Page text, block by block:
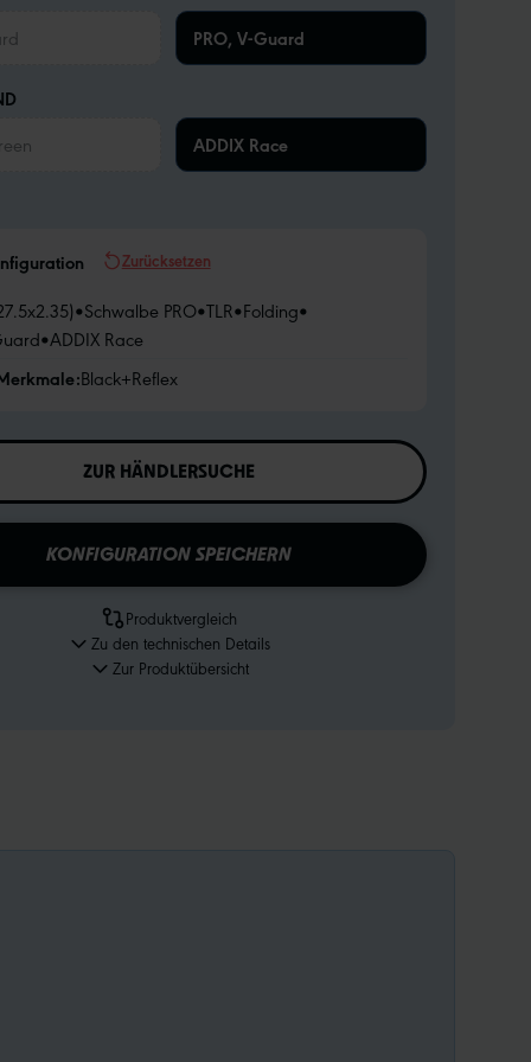
PRO, V-Guard
ADDIX Race
Zurücksetzen
•Schwalbe PRO•TLR•Folding•
•ADDIX Race
Black+Reflex
ZUR HÄNDLERSUCHE
KONFIGURATION SPEICHERN
Produktvergleich
Zu den technischen Details
Zur Produktübersicht